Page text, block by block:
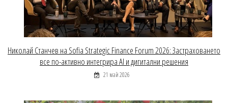
Николай Станчев на Sofia Strategic Finance Forum 2026: Застраховането
все по-активно интегрира AI и дигитални решения
21 май 2026